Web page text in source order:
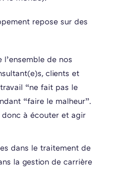
repose sur des
de nos
clients et
“ne fait pas le
“faire le malheur”.
donc à écouter et agir
dans le traitement de
la gestion de carrière